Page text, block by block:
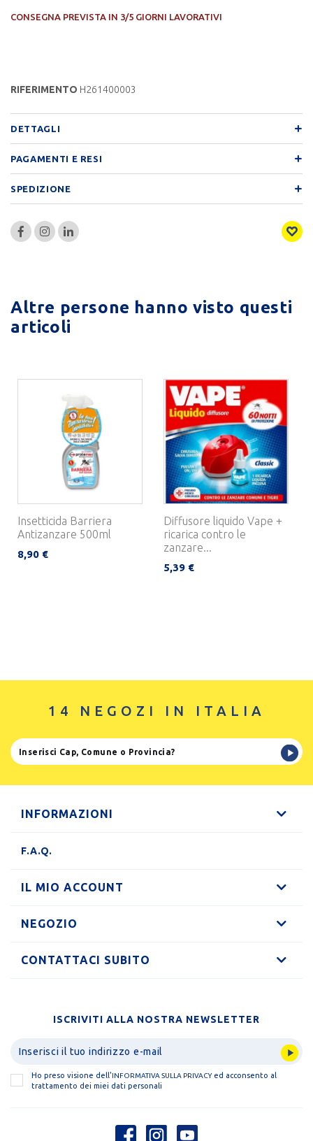
CONSEGNA PREVISTA IN 3/5 GIORNI LAVORATIVI
RIFERIMENTO H261400003
DETTAGLI
PAGAMENTI E RESI
SPEDIZIONE
Altre persone hanno visto questi
articoli
Insetticida Barriera
Antizanzare 500ml
8,90 €
Diffusore liquido Vape +
ricarica contro le
zanzare...
5,39 €
14 NEGOZI IN ITALIA
INFORMAZIONI
F.A.Q.
IL MIO ACCOUNT
NEGOZIO
CONTATTACI SUBITO
ISCRIVITI ALLA NOSTRA NEWSLETTER
Ho preso visione dell' INFORMATIVA SULLA PRIVACYed acconsento al
trattamento dei miei dati personali